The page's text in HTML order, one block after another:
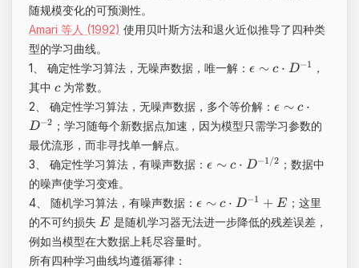
随规模变化的可预测性。
Amari 等人 (1992) 使用贝叶斯方法和退火近似推导了四种类
型的学习曲线。
1、 确定性学习算法，无噪声数据，唯一解： ϵ ∼ c ⋅ D−1 ，
其中 c为常数。
2、 确定性学习算法，无噪声数据，多个等价解： ϵ ∼ c ⋅
D−2 ；学习随每个新数据点加速，因为模型只需学习参数的
最优流形，而非寻找单一解点。
3、 确定性学习算法，有噪声数据： ϵ ∼ c ⋅ D−1/2 ；数据中
的噪声使学习变难。
4、 随机学习算法，有噪声数据： ϵ ∼ c ⋅ D−1 + E ；这里
的不可约损失 E 是随机学习器无法进一步降低的残差误差，
例如当模型在大数据上耗尽容量时。
所有四种学习曲线均遵循幂律：